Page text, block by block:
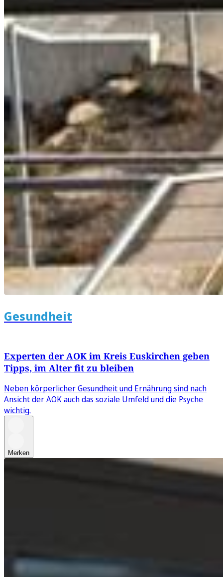
Gesundheit
Experten der AOK im Kreis Euskirchen geben
Tipps, im Alter fit zu bleiben
Neben körperlicher Gesundheit und Ernährung sind nach
Ansicht der AOK auch das soziale Umfeld und die Psyche
wichtig.
Merken